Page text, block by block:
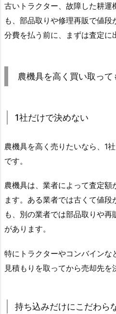
古いトラクター、故障した耕運
も、部品取りや修理再販で値
分費を払う前に、まずは査定に
農機具を高く買い取って
1社だけで決めない
農機具を高く売りたいなら、1
です。
農機具は、業者によって査定額
ます。ある業者では古くて値段
も、別の業者では部品取りや再
があります。
特にトラクターやコンバインな
見積もりを取ってから売却先を
持ち込みだけにこだわら